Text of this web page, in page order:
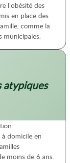
l'obésité des
en place des
comme la
municipales.
atypiques
domicile en
moins de 6 ans.